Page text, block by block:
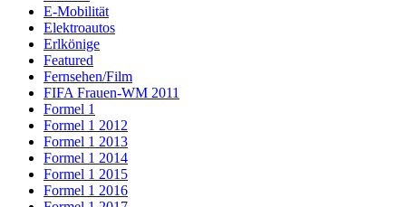
E-Mobilität
Elektroautos
Erlkönige
Featured
Fernsehen/Film
FIFA Frauen-WM 2011
Formel 1
Formel 1 2012
Formel 1 2013
Formel 1 2014
Formel 1 2015
Formel 1 2016